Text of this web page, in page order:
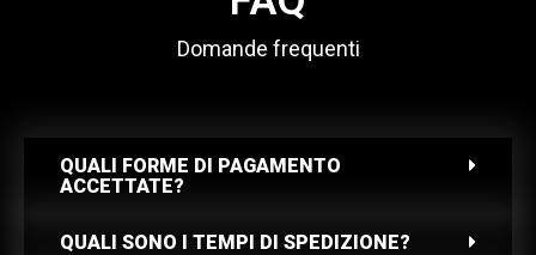
Domande frequenti
QUALI FORME DI PAGAMENTO
ACCETTATE?
QUALI SONO I TEMPI DI SPEDIZIONE?